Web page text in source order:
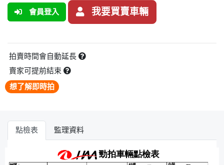
會員登入 我要買賣車輛
拍賣時間會自動延長
賣家可提前結束
想了解即時拍
點檢表 監理資料